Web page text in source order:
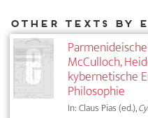
McCulloch,
kybernetische
Philosophie
In: Claus Pias (ed.),